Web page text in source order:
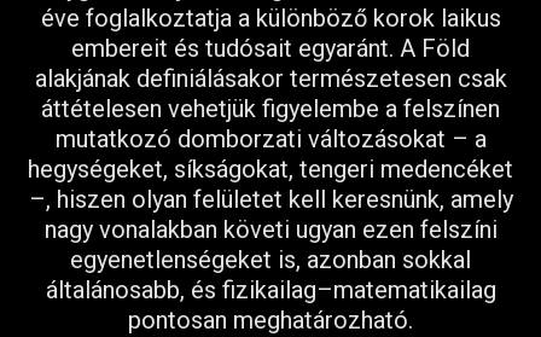
éve foglalkoztatja a különböző korok laikus
embereit és tudósait egyaránt. A Föld
alakjának definiálásakor természetesen csak
áttételesen vehetjük figyelembe a felszínen
mutatkozó domborzati változásokat – a
hegységeket, síkságokat, tengeri medencéket
–, hiszen olyan felületet kell keresnünk, amely
nagy vonalakban követi ugyan ezen felszíni
egyenetlenségeket is, azonban sokkal
általánosabb, és fizikailag–matematikailag
pontosan meghatározható.